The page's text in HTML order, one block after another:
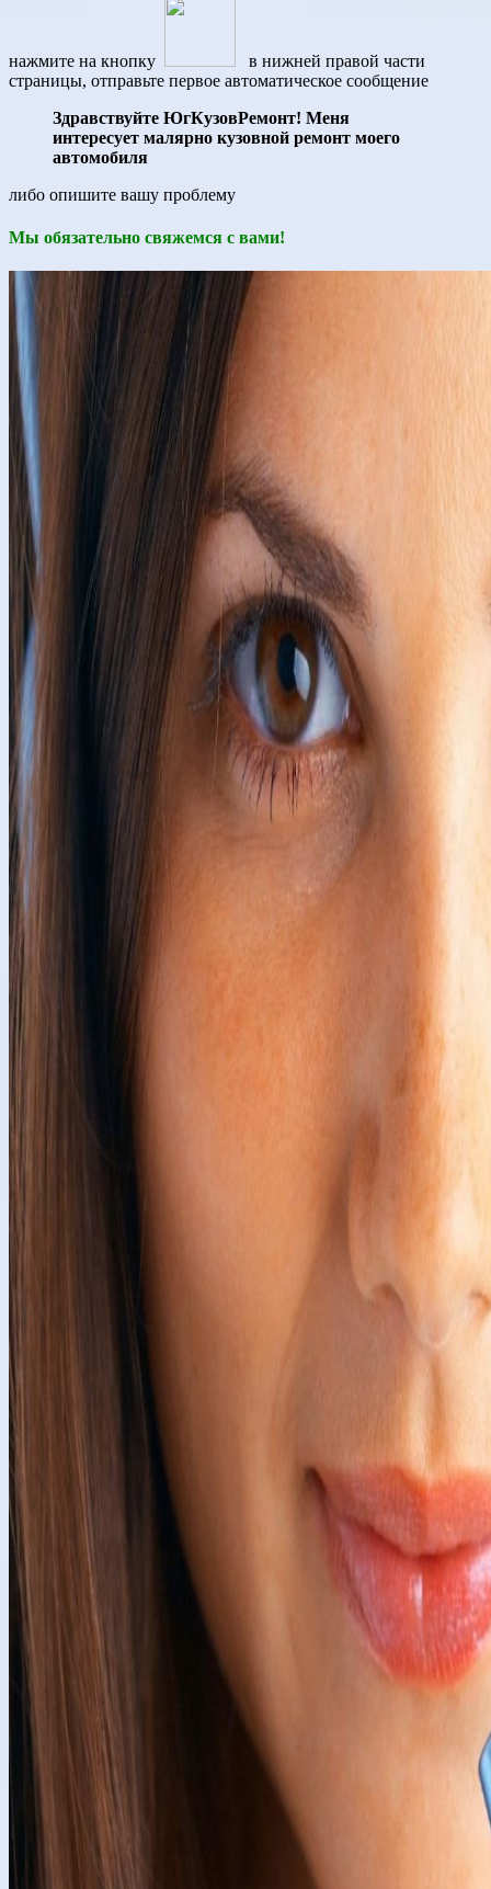
нажмите на кнопку
в нижней правой части
страницы, отправьте первое автоматическое сообщение
Здравствуйте ЮгКузовРемонт! Меня
интересует малярно кузовной ремонт моего
автомобиля
либо опишите вашу проблему
Мы обязательно свяжемся с вами!